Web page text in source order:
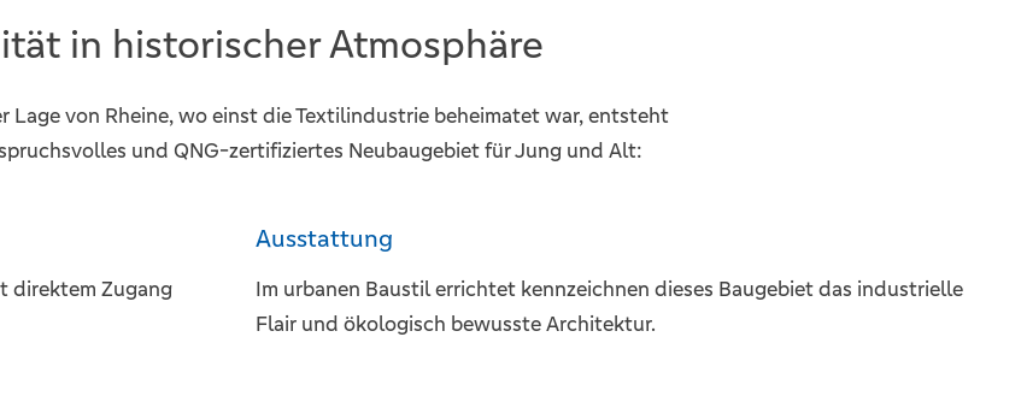
in historischer Atmosphäre
Lage von Rheine, wo einst die Textilindustrie beheimatet war, entsteht
und QNG-zertifiziertes Neubaugebiet für Jung und Alt:
direktem Zugang
Ausstattung
Im urbanen Baustil errichtet kennzeichnen dieses Baugebiet das industrielle
Flair und ökologisch bewusste Architektur.